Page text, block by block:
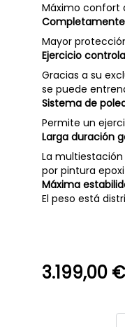
Máximo confort
Mayor
Ejercicio
Gracias a su
se puede
Sistema de
Permite un
Larga duración
La
por pintura epoxi
Máxima
El peso está
3.199,00 €